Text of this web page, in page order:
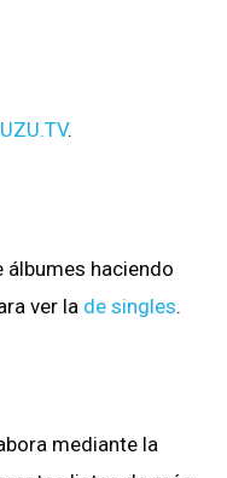
.
álbumes haciendo
ver la de singles.
mediante la